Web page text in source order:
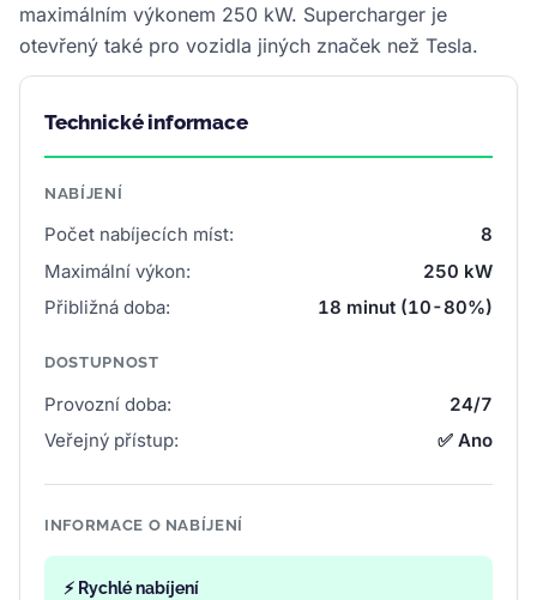
maximálním výkonem 250 kW. Supercharger je
otevřený také pro vozidla jiných značek než Tesla.
Technické informace
NABÍJENÍ
Počet nabíjecích míst:
8
Maximální výkon:
250 kW
Přibližná doba:
18 minut (10-80%)
DOSTUPNOST
Provozní doba:
24/7
Veřejný přístup:
✅ Ano
INFORMACE O NABÍJENÍ
⚡ Rychlé nabíjení